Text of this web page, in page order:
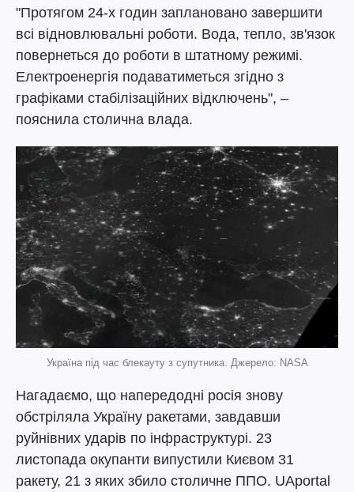
"Протягом 24-х годин заплановано завершити
всі відновлювальні роботи. Вода, тепло, зв'язок
повернеться до роботи в штатному режимі.
Електроенергія подаватиметься згідно з
графіками стабілізаційних відключень", –
пояснила столична влада.
Україна під час блекауту з супутника. Джерело: NASA
Нагадаємо, що напередодні росія знову
обстріляла Україну ракетами, завдавши
руйнівних ударів по інфраструктурі. 23
листопада окупанти випустили Києвом 31
ракету, 21 з яких збило столичне ППО. UAportal